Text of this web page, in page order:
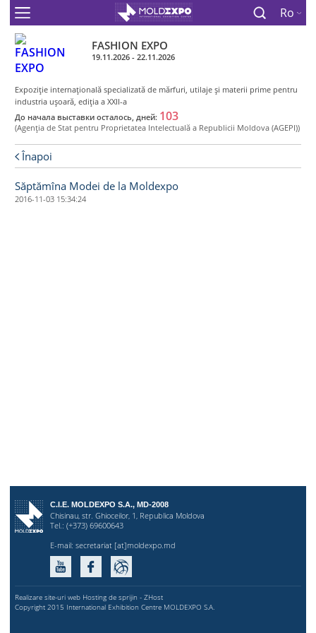
Ro
FASHION EXPO
19.11.2026 - 22.11.2026
Expoziţie internaţională specializată de mărfuri, utilaje şi materii prime pentru
industria uşoară, ediţia a XXII-a
До начала выставки осталось, дней: 103
(Agenţia de Stat pentru Proprietatea Intelectuală a Republicii Moldova (AGEPI))
Înapoi
Săptămîna Modei de la Moldexpo
2016-11-03 15:34:24
C.I.E. MOLDEXPO S.A., MD-2008
Chisinau, str. Ghioceilor, 1, Republica Moldova
Tel.: (+373) 69600643
E-mail: secretariat [at]moldexpo.md
Realizare site-uri web Hosting de sprijin - ZHost
Copyright 2015 International Exhibition Centre MOLDEXPO S.A.